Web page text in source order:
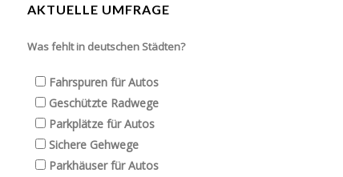
AKTUELLE UMFRAGE
Was fehlt in deutschen Städten?
Fahrspuren für Autos
Geschützte Radwege
Parkplätze für Autos
Sichere Gehwege
Parkhäuser für Autos